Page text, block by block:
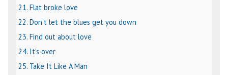
21. Flat broke love
22. Don't let the blues get you down
23. Find out about love
24. It's over
25. Take It Like A Man